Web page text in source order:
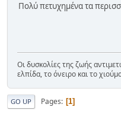
Πολύ πετυχημένα τα
Οι δυσκολίες της ζωής
ελπίδα, το όνειρο και το
GO UP Pages 1